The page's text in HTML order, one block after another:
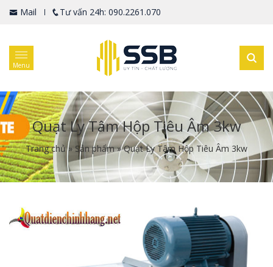
Mail Tư vấn 24h: 090.2261.070
Menu
Quạt Ly Tâm Hộp Tiêu Âm 3kw
Trang chủ» Sản phẩm»Quạt Ly Tâm Hộp Tiêu Âm 3kw